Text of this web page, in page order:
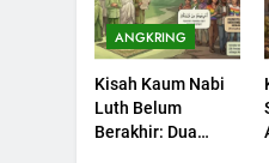
ANGKRING
Kisah Kaum Nabi
Luth Belum
Berakhir: Dua
1